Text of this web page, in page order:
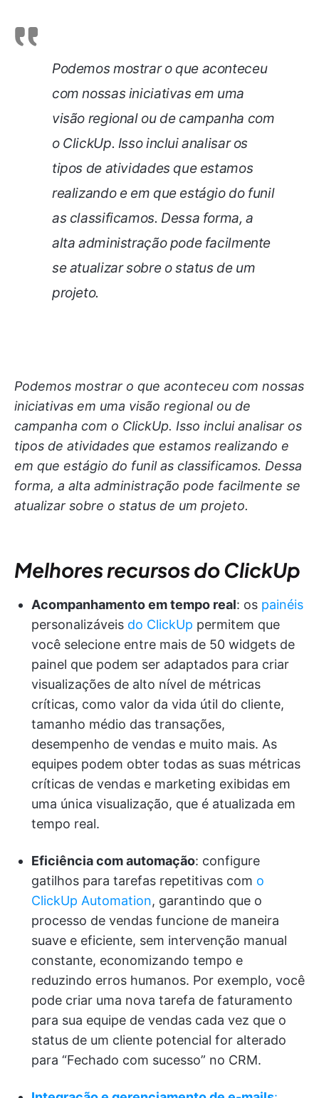
Podemos mostrar o que aconteceu
com nossas iniciativas em uma
visão regional ou de campanha com
o ClickUp. Isso inclui analisar os
tipos de atividades que estamos
realizando e em que estágio do funil
as classificamos. Dessa forma, a
alta administração pode facilmente
se atualizar sobre o status de um
projeto.
Podemos mostrar o que aconteceu com nossas
iniciativas em uma visão regional ou de
campanha com o ClickUp. Isso inclui analisar os
tipos de atividades que estamos realizando e
em que estágio do funil as classificamos. Dessa
forma, a alta administração pode facilmente se
atualizar sobre o status de um projeto.
Melhores recursos do ClickUp
Acompanhamento em tempo real: os painéis
personalizáveis do ClickUp permitem que
você selecione entre mais de 50 widgets de
painel que podem ser adaptados para criar
visualizações de alto nível de métricas
críticas, como valor da vida útil do cliente,
tamanho médio das transações,
desempenho de vendas e muito mais. As
equipes podem obter todas as suas métricas
críticas de vendas e marketing exibidas em
uma única visualização, que é atualizada em
tempo real.
Eficiência com automação: configure
gatilhos para tarefas repetitivas com o
ClickUp Automation, garantindo que o
processo de vendas funcione de maneira
suave e eficiente, sem intervenção manual
constante, economizando tempo e
reduzindo erros humanos. Por exemplo, você
pode criar uma nova tarefa de faturamento
para sua equipe de vendas cada vez que o
status de um cliente potencial for alterado
para “Fechado com sucesso” no CRM.